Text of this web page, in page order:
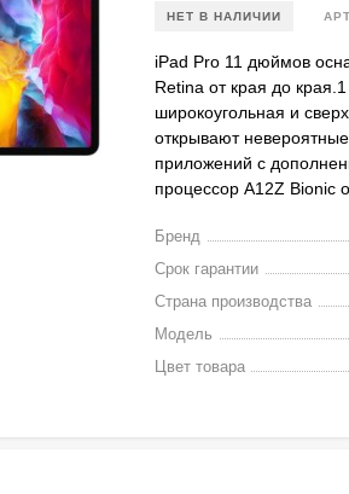
НЕТ В НАЛИЧИИ
iPad Pro 11 дюймов
Retina от края до
широкоугольная и
открывают
приложений с
процессор A12Z Bionic
Бренд
Срок гарантии
Страна производства
Модель
Цвет товара